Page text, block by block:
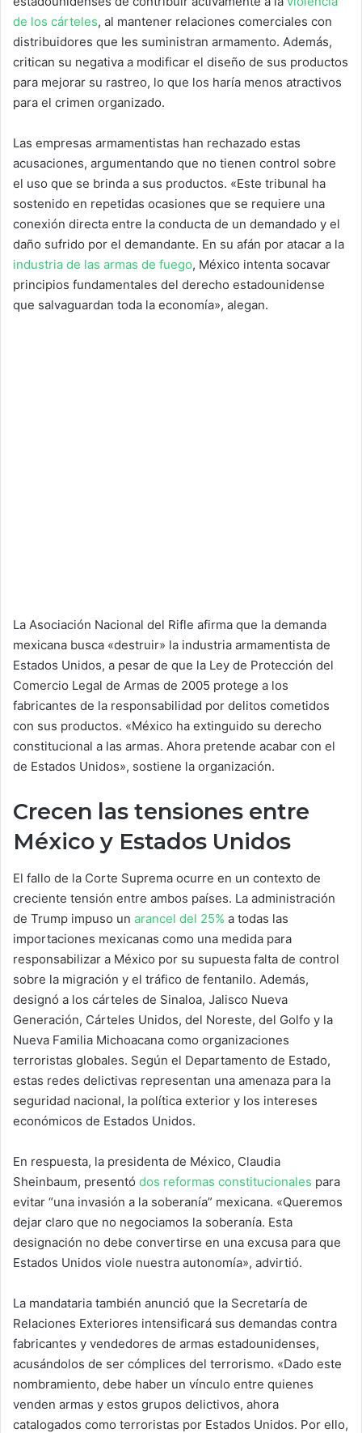
de los cárteles, al mantener relaciones comerciales con
distribuidores que les suministran armamento. Además,
critican su negativa a modificar el diseño de sus productos
para mejorar su rastreo, lo que los haría menos atractivos
para el crimen organizado.
Las empresas armamentistas han rechazado estas
acusaciones, argumentando que no tienen control sobre
el uso que se brinda a sus productos. «Este tribunal ha
sostenido en repetidas ocasiones que se requiere una
conexión directa entre la conducta de un demandado y el
daño sufrido por el demandante. En su afán por atacar a la
industria de las armas de fuego, México intenta socavar
principios fundamentales del derecho estadounidense
que salvaguardan toda la economía», alegan.
La Asociación Nacional del Rifle afirma que la demanda
mexicana busca «destruir» la industria armamentista de
Estados Unidos, a pesar de que la Ley de Protección del
Comercio Legal de Armas de 2005 protege a los
fabricantes de la responsabilidad por delitos cometidos
con sus productos. «México ha extinguido su derecho
constitucional a las armas. Ahora pretende acabar con el
de Estados Unidos», sostiene la organización.
Crecen las tensiones entre
México y Estados Unidos
El fallo de la Corte Suprema ocurre en un contexto de
creciente tensión entre ambos países. La administración
de Trump impuso un arancel del 25% a todas las
importaciones mexicanas como una medida para
responsabilizar a México por su supuesta falta de control
sobre la migración y el tráfico de fentanilo. Además,
designó a los cárteles de Sinaloa, Jalisco Nueva
Generación, Cárteles Unidos, del Noreste, del Golfo y la
Nueva Familia Michoacana como organizaciones
terroristas globales. Según el Departamento de Estado,
estas redes delictivas representan una amenaza para la
seguridad nacional, la política exterior y los intereses
económicos de Estados Unidos.
En respuesta, la presidenta de México, Claudia
Sheinbaum, presentó dos reformas constitucionales para
evitar “una invasión a la soberanía” mexicana. «Queremos
dejar claro que no negociamos la soberanía. Esta
designación no debe convertirse en una excusa para que
Estados Unidos viole nuestra autonomía», advirtió.
La mandataria también anunció que la Secretaría de
Relaciones Exteriores intensificará sus demandas contra
fabricantes y vendedores de armas estadounidenses,
acusándolos de ser cómplices del terrorismo. «Dado este
nombramiento, debe haber un vínculo entre quienes
venden armas y estos grupos delictivos, ahora
catalogados como terroristas por Estados Unidos. Por ello,